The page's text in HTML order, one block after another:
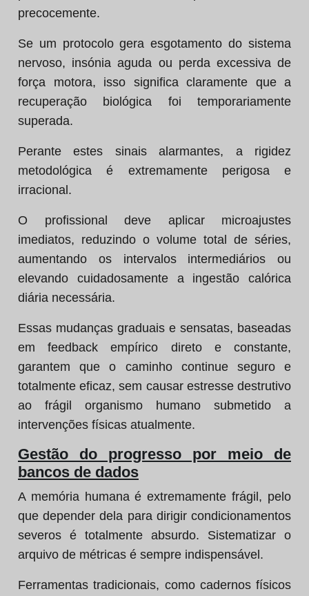
precocemente.
Se um protocolo gera esgotamento do sistema
nervoso, insónia aguda ou perda excessiva de
força motora, isso significa claramente que a
recuperação biológica foi temporariamente
superada.
Perante estes sinais alarmantes, a rigidez
metodológica é extremamente perigosa e
irracional.
O profissional deve aplicar microajustes
imediatos, reduzindo o volume total de séries,
aumentando os intervalos intermediários ou
elevando cuidadosamente a ingestão calórica
diária necessária.
Essas mudanças graduais e sensatas, baseadas
em feedback empírico direto e constante,
garantem que o caminho continue seguro e
totalmente eficaz, sem causar estresse destrutivo
ao frágil organismo humano submetido a
intervenções físicas atualmente.
Gestão do progresso por meio de
bancos de dados
A memória humana é extremamente frágil, pelo
que depender dela para dirigir condicionamentos
severos é totalmente absurdo. Sistematizar o
arquivo de métricas é sempre indispensável.
Ferramentas tradicionais, como cadernos físicos